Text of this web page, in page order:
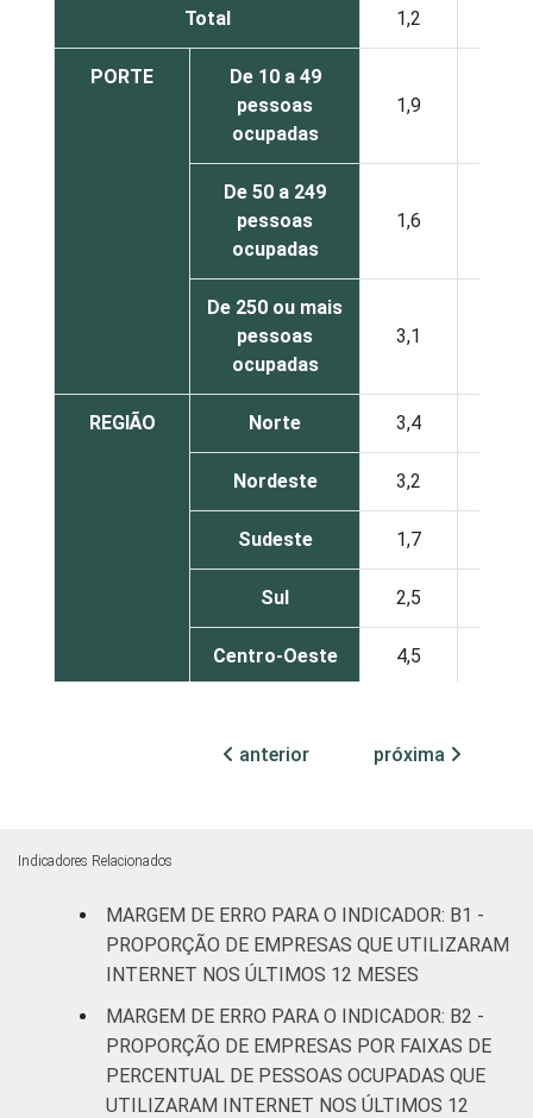
Total 1,2
PORTE
De 10 a 49
pessoas
ocupadas
1,9
De 50 a 249
pessoas
ocupadas
1,6
De 250 ou mais
pessoas
ocupadas
3,1
REGIÃO Norte 3,4
Nordeste 3,2
Sudeste 1,7
Sul 2,5
Centro-Oeste 4,5
transformação
veículos
automotores e
motocicletas
2,4
armazenagem
e correio
2,5
anterior próxima
Indicadores Relacionados
MARGEM DE ERRO PARA O INDICADOR: B1 -
PROPORÇÃO DE EMPRESAS QUE UTILIZARAM
INTERNET NOS ÚLTIMOS 12 MESES
MARGEM DE ERRO PARA O INDICADOR: B2 -
PROPORÇÃO DE EMPRESAS POR FAIXAS DE
PERCENTUAL DE PESSOAS OCUPADAS QUE
UTILIZARAM INTERNET NOS ÚLTIMOS 12